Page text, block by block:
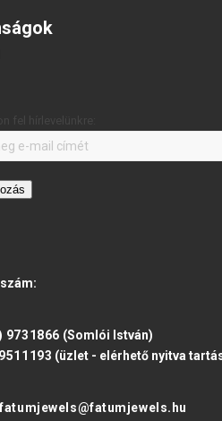
9731866 (Somlói István)
(üzlet - elérhető nyitva
fatumjewels@fatumjewels.hu